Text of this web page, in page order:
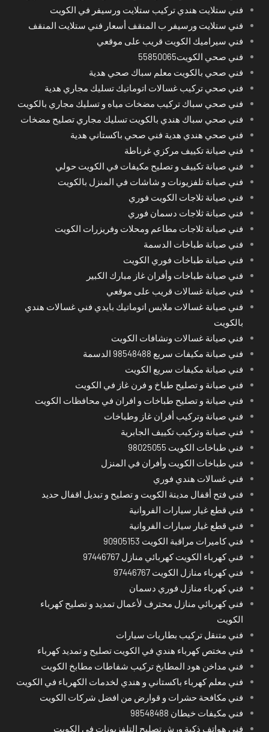
فني ستلايت هندي تركيب ستلايت ورسيفر في الكويت
فني ستلايت ورسيفر ب المنقف أسعار فني ستلايت المنقف
فني سيراميك الكويت قريب على موقعي
فني صحي الكويت55850065
فني صحي بالكويت معلم سباك صحي هدية
فني صحي تركيب غسالات اتوماتيك تسليك مجاري هدية
فني صحي سباك تركيب مضخات مياه و تسليك مجاري بالكويت
فني صحي سباك هندي بالكويت تسليك مجاري تصليح مضخات
فني صحي هندي هدية فني صحي باكستاني هدية
فني صيانة تكييف مركزي غرناطة
فني صيانة تكييف و تصليح مكيفات في الكويت حولي
فني صيانة تلفزيونات و شاشات في المنزل بالكويت
فني صيانة ثلاجات الكويت فوري
فني صيانة ثلاجات دسمان فوري
فني صيانة ثلاجات مطاعم ومحلات وفريزرات الكويت
فني صيانة طباخات الدسمة
فني صيانة طباخات فوري الكويت
فني صيانة طباخات وأفران غاز مبارك الكبير
فني صيانة غسالات قريب على موقعي
فني صيانة غسالات ملابس اتوماتيك بايدي فني غسالات هندي
بالكويت
فني صيانة غسالات ونشافات الكويت
فني صيانة مكيفات سريع 98548488 الدسمة
فني صيانة مكيفات سريع الكويت
فني صيانة و تصليح طباخ و فرن غاز في الكويت
فني صيانة و تصليح طباخات و افران في محافظات الكويت
فني صيانة وتركيب أفران غاز وطباخات
فني صيانة وتركيب تكييف الجابرية
فني طباخات الكويت 98025055
فني طباخات الكويت وأفران في المنزل
فني غسالات هندي فوري
فني فتح أقفال مدينة الكويت و تصليح و تبديل اقفال حديد
فني قطع غيار سيارات الفروانية
فني قطع غيار سيارات الفروانية
فني كاميرات مراقبة الكويت 90905153
فني كهرباء الكويت كهربائي منازل 97446767
فني كهرباء منازل الكويت 97446767
فني كهرباء منازل فوري دسمان
فني كهربائي منازل محترف لأعمال تمديد و تصليح كهرباء
الكويت
فني متنقل تركيب بطاريات سيارات
فني مختص كهرباء هندي في الكويت تصليح و تمديد كهرباء
فني مداخن هود المطابخ تركيب شفاطات مطابخ الكويت
فني معلم كهرباء باكستاني و هندي لخدمات الكهرباء في الكويت
فني مكافحة حشرات و قوارض من افضل شركات الكويت
فني مكيفات خيطان 98548488
فني هواتف ذكية ورش تصليح التلفزيونات في الكويت